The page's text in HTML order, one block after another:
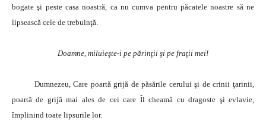
bogate şi peste casa noastră, ca nu cumva pentru păcatele noastre să ne
lipsească cele de trebuinţă.
Doamne, miluieşte-i pe părinţii şi pe fraţii mei!
Dumnezeu, Care poartă grijă de păsările cerului şi de crinii ţarinii,
poartă de grijă mai ales de cei care Îl cheamă cu dragoste şi evlavie,
împlinind toate lipsurile lor.